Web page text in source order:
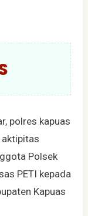
polres kapuas
aktipitas
Polsek
PETI kepada
Kapuas